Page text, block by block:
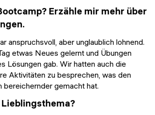
Erzähle mir mehr über
anspruchsvoll, aber unglaublich lohnend.
etwas Neues gelernt und Übungen
Lösungen gab. Wir hatten auch die
Aktivitäten zu besprechen, was den
bereichernder gemacht hat.